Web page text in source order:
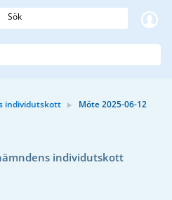
Sök
individutskott
Möte 2025-06-12
individutskott